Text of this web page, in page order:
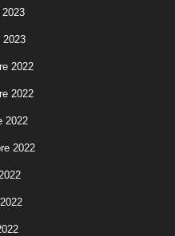
2023
2022
2022
2022
2022